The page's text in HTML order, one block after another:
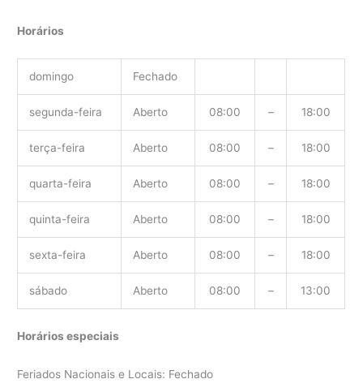
Horários
domingo Fechado
segunda-feira Aberto 08:00 – 18:00
terça-feira Aberto 08:00 – 18:00
quarta-feira Aberto 08:00 – 18:00
quinta-feira Aberto 08:00 – 18:00
sexta-feira Aberto 08:00 – 18:00
sábado Aberto 08:00 – 13:00
Horários especiais
Feriados Nacionais e Locais: Fechado